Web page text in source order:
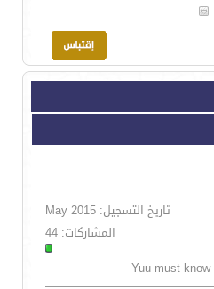
تاريخ التسجيل: May 2015
المشاركات: 44